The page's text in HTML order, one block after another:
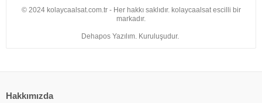
© 2024 kolaycaalsat.com.tr - Her hakkı saklıdır. kolaycaalsat escilli bir
markadır.
Dehapos Yazılım. Kuruluşudur.
Hakkımızda